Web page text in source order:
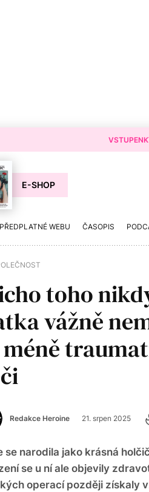
E-SHOP
PŘEDPLATNÉ WEBU ČASOPIS
toho
vážně
méně
Redakce Heroine 21. srpen 2025
se narodila jako krásná
se u ní ale objevily
operací později získaly